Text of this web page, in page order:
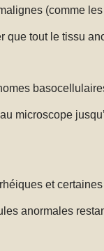
(comme
que tout le tissu
microscope
et
anormales